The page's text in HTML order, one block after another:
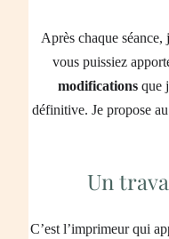
Après chaque séance,
vous puissiez
modifications que
définitive. Je propose au
Un
C’est l’imprimeur qui